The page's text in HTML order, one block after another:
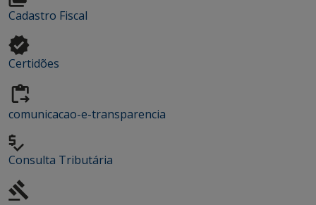
Cadastro Fiscal
Certidões
comunicacao-e-transparencia
Consulta Tributária